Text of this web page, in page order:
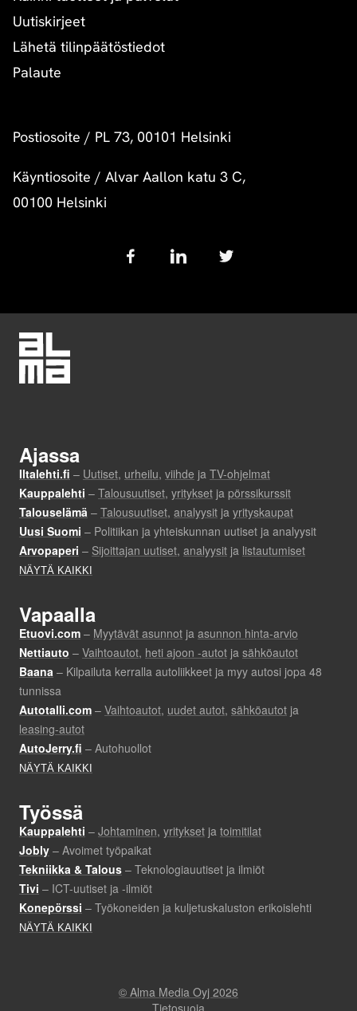
Uutiskirjeet
Lähetä tilinpäätöstiedot
Palaute
Postiosoite / PL 73, 00101 Helsinki
Käyntiosoite / Alvar Aallon katu 3 C,
00100 Helsinki